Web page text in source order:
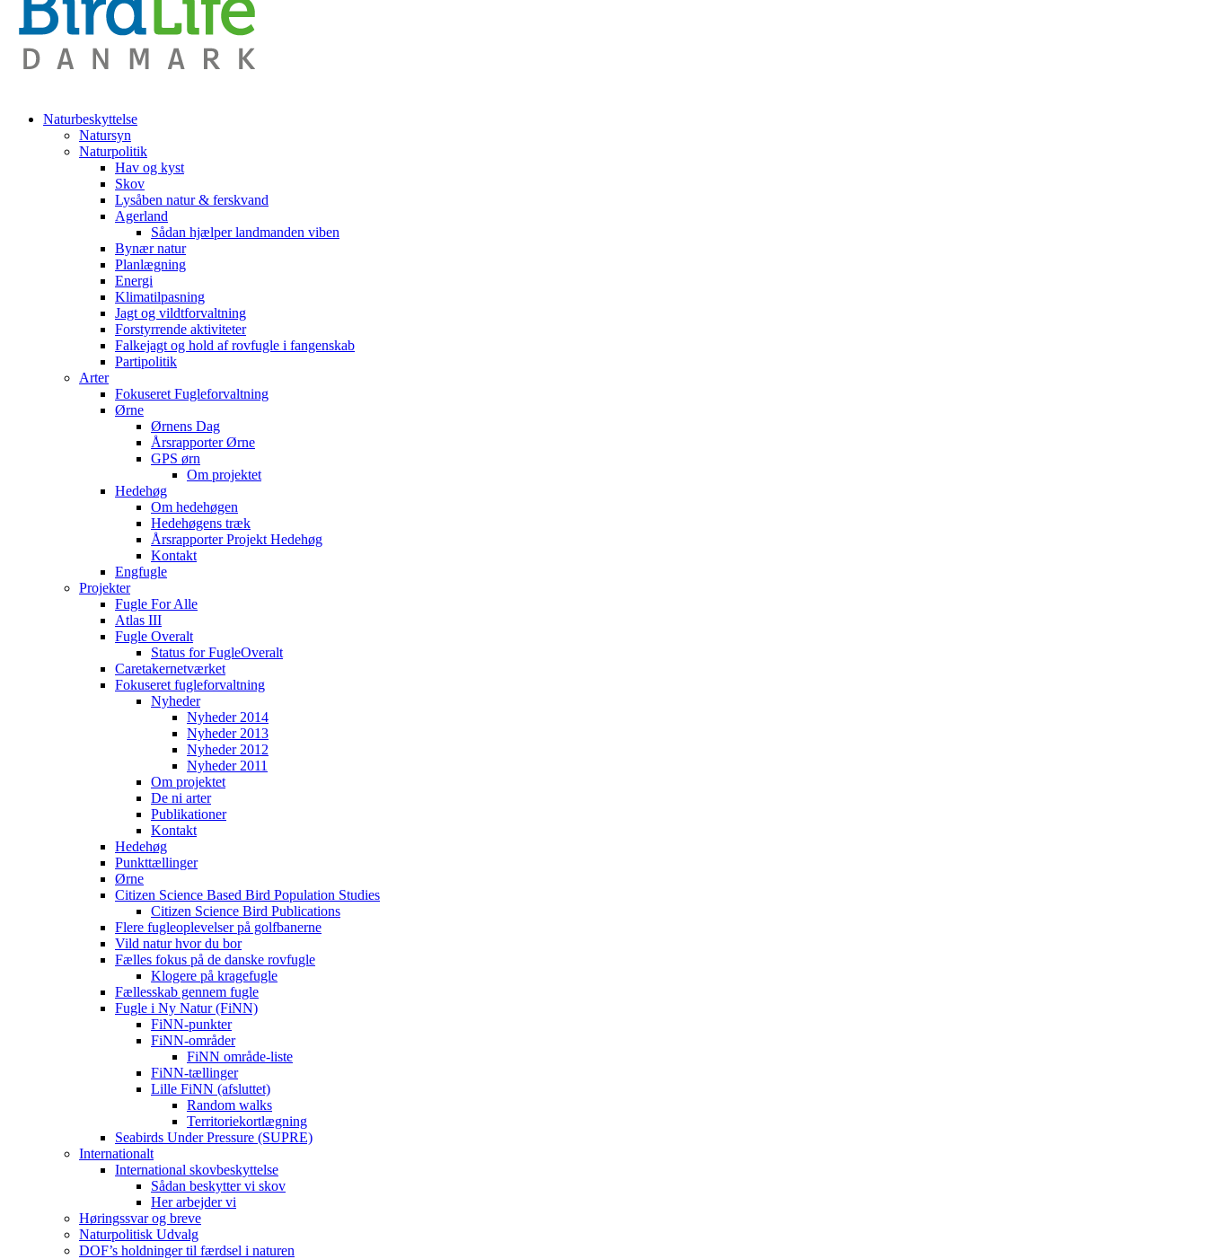
Naturbeskyttelse
Natursyn
Naturpolitik
Hav og kyst
Skov
Lysåben natur & ferskvand
Agerland
Sådan hjælper landmanden viben
Bynær natur
Planlægning
Energi
Klimatilpasning
Jagt og vildtforvaltning
Forstyrrende aktiviteter
Falkejagt og hold af rovfugle i fangenskab
Partipolitik
Arter
Fokuseret Fugleforvaltning
Ørne
Ørnens Dag
Årsrapporter Ørne
GPS ørn
Om projektet
Hedehøg
Om hedehøgen
Hedehøgens træk
Årsrapporter Projekt Hedehøg
Kontakt
Engfugle
Projekter
Fugle For Alle
Atlas III
Fugle Overalt
Status for FugleOveralt
Caretakernetværket
Fokuseret fugleforvaltning
Nyheder
Nyheder 2014
Nyheder 2013
Nyheder 2012
Nyheder 2011
Om projektet
De ni arter
Publikationer
Kontakt
Hedehøg
Punkttællinger
Ørne
Citizen Science Based Bird Population Studies
Citizen Science Bird Publications
Flere fugleoplevelser på golfbanerne
Vild natur hvor du bor
Fælles fokus på de danske rovfugle
Klogere på kragefugle
Fællesskab gennem fugle
Fugle i Ny Natur (FiNN)
FiNN-punkter
FiNN-områder
FiNN område-liste
FiNN-tællinger
Lille FiNN (afsluttet)
Random walks
Territoriekortlægning
Seabirds Under Pressure (SUPRE)
Internationalt
International skovbeskyttelse
Sådan beskytter vi skov
Her arbejder vi
Høringssvar og breve
Naturpolitisk Udvalg
DOF’s holdninger til færdsel i naturen